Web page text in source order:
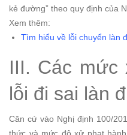
kẻ đường” theo quy định của
Xem thêm:
Tìm hiểu về lỗi chuyển làn
III. Các mức
lỗi đi sai làn
Căn cứ vào Nghị định 100/